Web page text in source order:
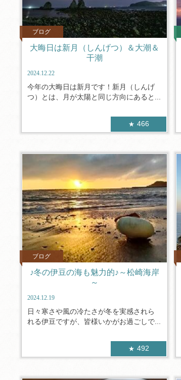
ブログ
大晦日は新月（しんげつ）＆大潮＆
干潮
2024.12.22
今年の大晦日は新月です！新月（しんげ
つ）とは、月が太陽と同じ方向にあると...
466
ブログ
♪冬の伊豆の海も魅力的♪～松崎海岸
～
2024.12.19
日々寒さや風の冷たさが冬を実感されら
れる伊豆ですが、皆様いかがお過ごしで...
492